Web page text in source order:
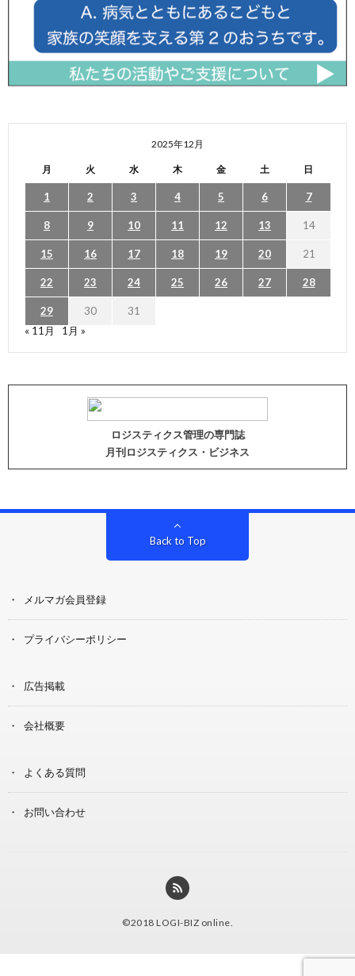
2025年12月
月 火 水 木 金 土 日
1 2 3 4 5 6 7
8 9 10 11 12 13 14
15 16 17 18 19 20 21
22 23 24 25 26 27 28
29 30
31
« 11月
1月 »
ロジスティクス管理の専門誌
月刊ロジスティクス・ビジネス
Back to Top
メルマガ会員登録
プライバシーポリシー
広告掲載
会社概要
よくある質問
お問い合わせ
©2018 LOGI-BIZ online